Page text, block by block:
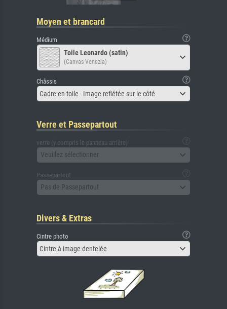
Moyen et brancard
Médium
Toile Leonardo (satin)
(Canvas Venezia)
Châssis
Cadre en toile - Image reflétée sur le côté
Verre et Passepartout
verre (y compris le panneau arrière)
Veuillez sélectionner
Passepartout
Pas de Passepartout
Divers & Extras
Cintre photo
Cintre à image dentelée